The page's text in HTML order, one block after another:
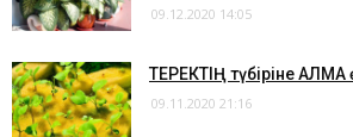
09.12.2020 14:05
ТЕРЕКТІҢ түбіріне АЛМА
09.11.2020 21:16